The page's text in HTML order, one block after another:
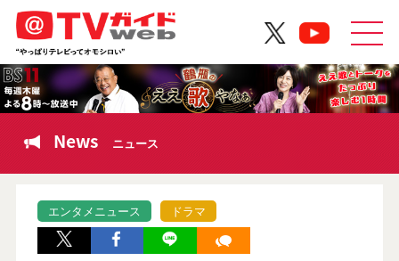
News ニュース
エンタメニュース ドラマ